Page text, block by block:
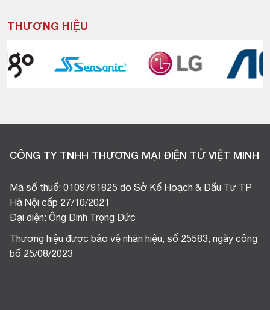
THƯƠNG HIỆU
CÔNG TY TNHH THƯƠNG MẠI ĐIỆN TỬ VIỆT MINH
Mã số thuế: 0109791825 do Sở Kế Hoạch & Đầu Tư TP
Hà Nội cấp 27/10/2021
Đại diện: Ông Đinh Trọng Đức
Thương hiệu được bảo vệ nhãn hiệu, số 25583, ngày công
bố 25/08/2023